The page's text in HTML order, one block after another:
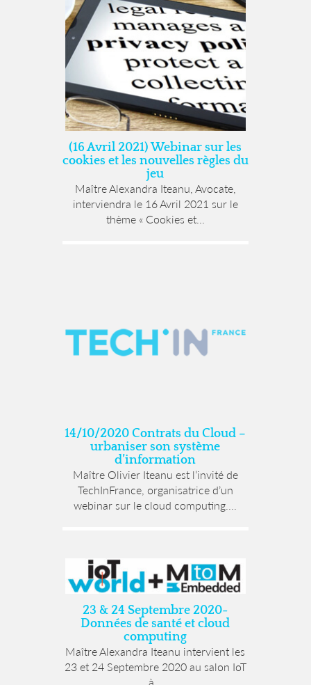
(16 Avril 2021) Webinar sur les
cookies et les nouvelles règles du
jeu
Maître Alexandra Iteanu, Avocate,
interviendra le 16 Avril 2021 sur le
thème « Cookies et...
14/10/2020 Contrats du Cloud –
urbaniser son système
d’information
Maître Olivier Iteanu est l’invité de
TechInFrance, organisatrice d’un
webinar sur le cloud computing....
23 & 24 Septembre 2020-
Données de santé et cloud
computing
Maître Alexandra Iteanu intervient les
23 et 24 Septembre 2020 au salon IoT
à...